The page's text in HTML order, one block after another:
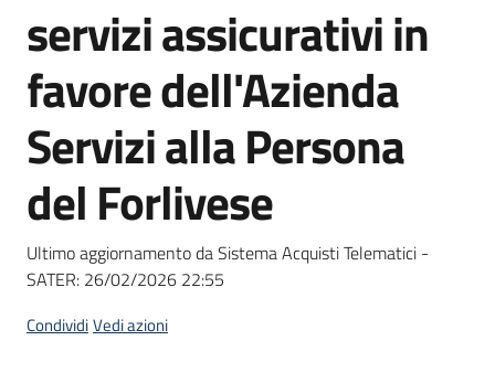
telematiche
English
site
su
servizi assicurativi in
favore dell'Azienda
Servizi alla Persona
del Forlivese
Ultimo aggiornamento da Sistema Acquisti Telematici -
SATER: 26/02/2026 22:55
CondividiVedi azioni